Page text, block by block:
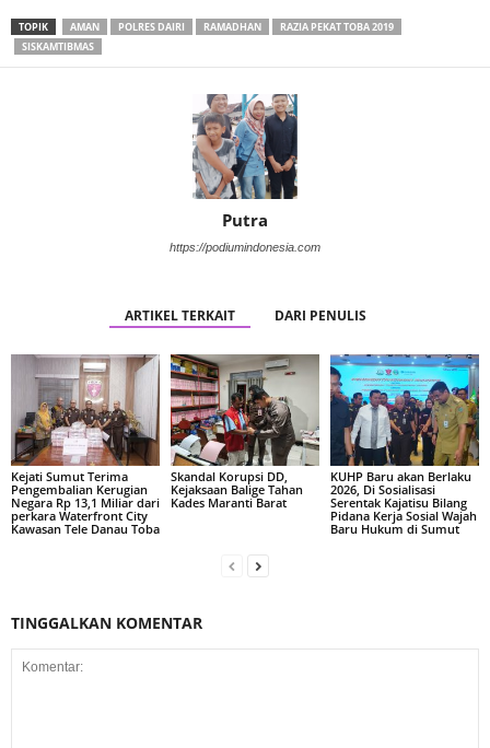
TOPIK AMAN POLRES DAIRI RAMADHAN
RAZIA PEKAT TOBA 2019
SISKAMTIBMAS
Putra
https://podiumindonesia.com
ARTIKEL TERKAIT DARI PENULIS
Kejati Sumut Terima
Pengembalian Kerugian
Negara Rp 13,1 Miliar dari
perkara Waterfront City
Kawasan Tele Danau Toba
Skandal Korupsi DD,
Kejaksaan Balige Tahan
Kades Maranti Barat
KUHP Baru akan Berlaku
2026, Di Sosialisasi
Serentak Kajatisu Bilang
Pidana Kerja Sosial Wajah
Baru Hukum di Sumut
TINGGALKAN KOMENTAR